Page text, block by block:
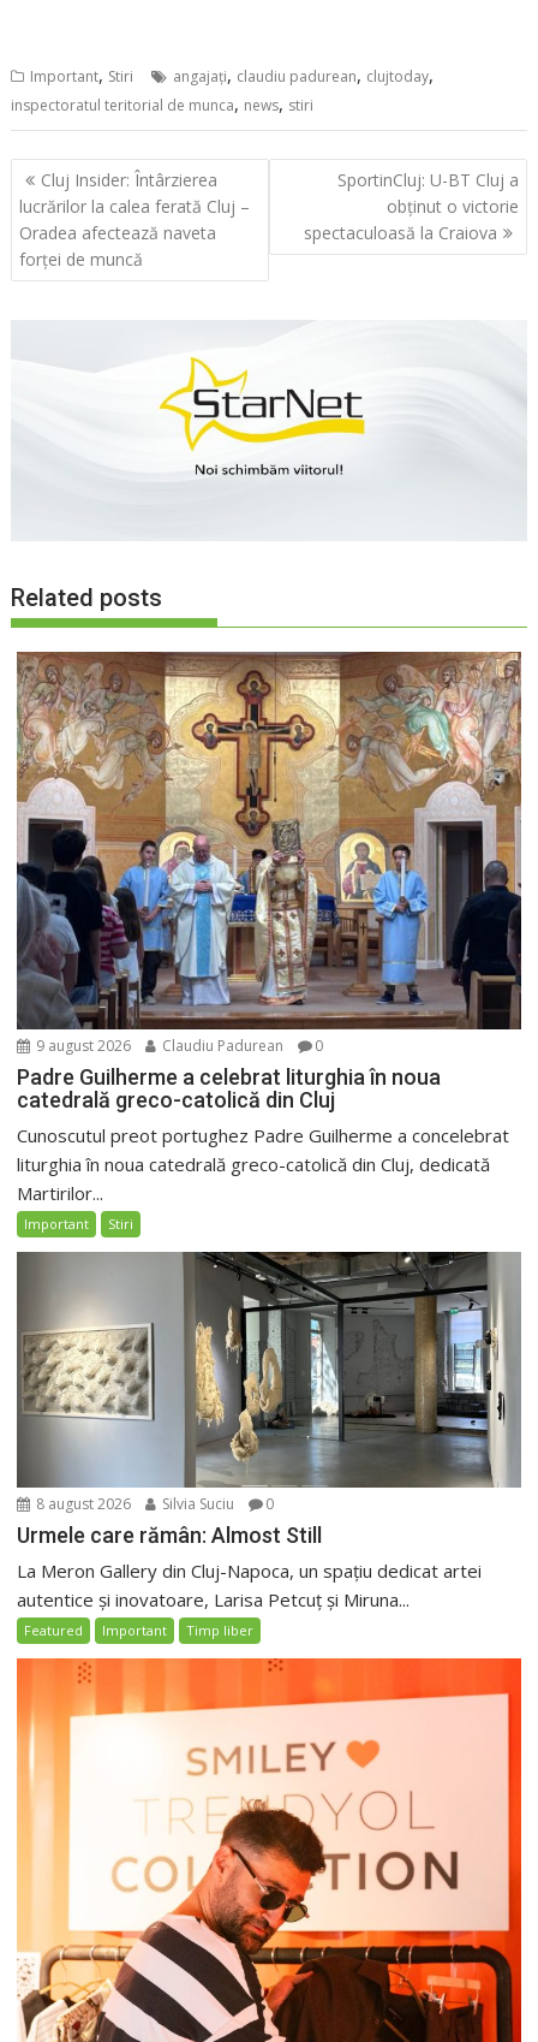
Important, Stiri angajaţi, claudiu padurean, clujtoday,
inspectoratul teritorial de munca, news, stiri
Navigare
în
articole
Cluj Insider: Întârzierea
lucrărilor la calea ferată Cluj –
Oradea afectează naveta
forței de muncă
SportinCluj: U-BT Cluj a
obținut o victorie
spectaculoasă la Craiova
Related posts
9 august 2026 Claudiu Padurean 0
Padre Guilherme a celebrat liturghia în noua
catedrală greco-catolică din Cluj
Cunoscutul preot portughez Padre Guilherme a concelebrat
liturghia în noua catedrală greco-catolică din Cluj, dedicată
Martirilor...
Important Stiri
8 august 2026 Silvia Suciu 0
Urmele care rămân: Almost Still
La Meron Gallery din Cluj-Napoca, un spațiu dedicat artei
autentice și inovatoare, Larisa Petcuț și Miruna...
Featured Important Timp liber